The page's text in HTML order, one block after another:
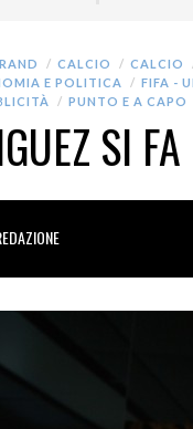
CALCIO CALCIO
E POLITICA FIFA -
PUNTO E A CAPO
SI